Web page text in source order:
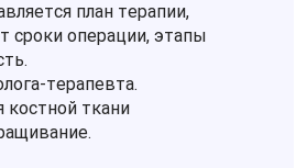
план терапии,
сроки операции, этапы
терапевта.
костной ткани